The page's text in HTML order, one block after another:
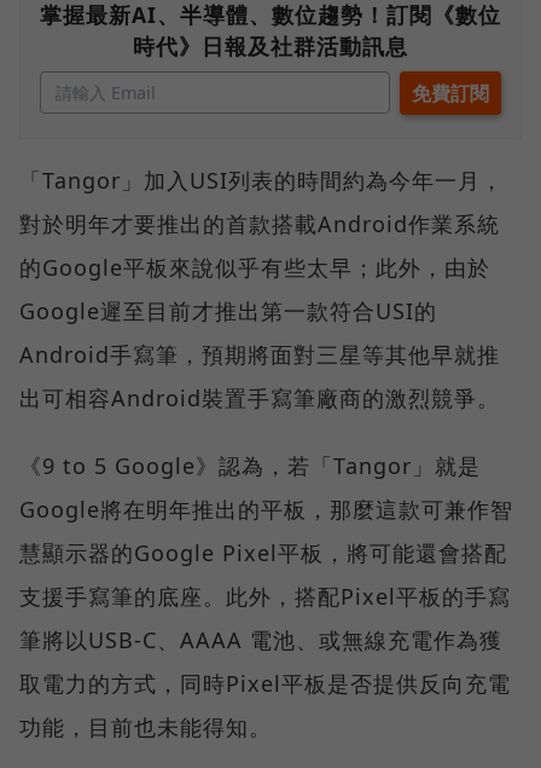
掌握最新AI、半導體、數位趨勢！訂閱《數位
時代》日報及社群活動訊息
「Tangor」加入USI列表的時間約為今年一月，
對於明年才要推出的首款搭載Android作業系統
的Google平板來說似乎有些太早；此外，由於
Google遲至目前才推出第一款符合USI的
Android手寫筆，預期將面對三星等其他早就推
出可相容Android裝置手寫筆廠商的激烈競爭。
《9 to 5 Google》認為，若「Tangor」就是
Google將在明年推出的平板，那麼這款可兼作智
慧顯示器的Google Pixel平板，將可能還會搭配
支援手寫筆的底座。此外，搭配Pixel平板的手寫
筆將以USB-C、AAAA 電池、或無線充電作為獲
取電力的方式，同時Pixel平板是否提供反向充電
功能，目前也未能得知。